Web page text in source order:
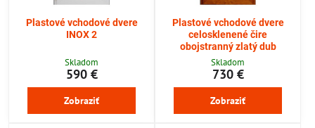
Plastové vchodové dvere
INOX 2
Skladom
590 €
Zobraziť
Plastové vchodové dvere
celosklenené čire
obojstranný zlatý dub
Skladom
730 €
Zobraziť